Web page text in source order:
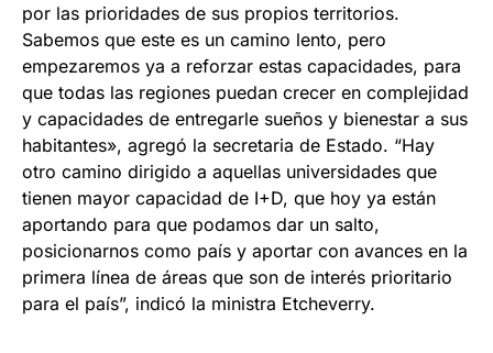
por las prioridades de sus propios territorios.
Sabemos que este es un camino lento, pero
empezaremos ya a reforzar estas capacidades, para
que todas las regiones puedan crecer en complejidad
y capacidades de entregarle sueños y bienestar a sus
habitantes», agregó la secretaria de Estado. “Hay
otro camino dirigido a aquellas universidades que
tienen mayor capacidad de I+D, que hoy ya están
aportando para que podamos dar un salto,
posicionarnos como país y aportar con avances en la
primera línea de áreas que son de interés prioritario
para el país”, indicó la ministra Etcheverry.